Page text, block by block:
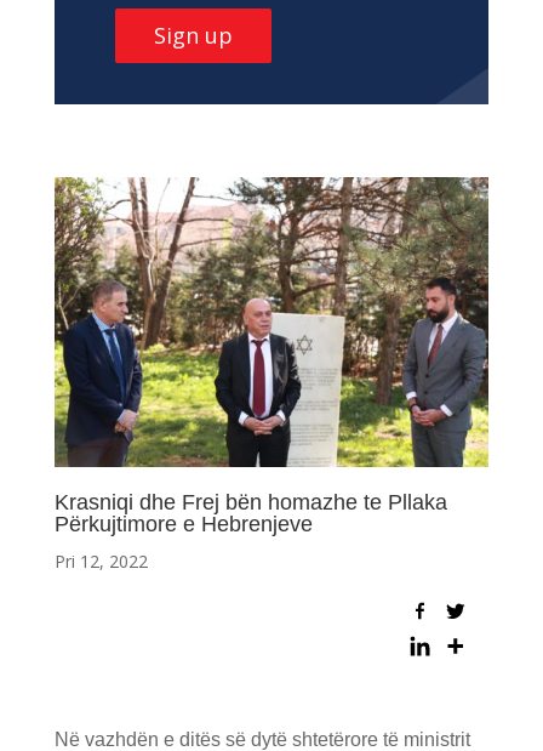
Sign up
Krasniqi dhe Frej bën homazhe te Pllaka
Përkujtimore e Hebrenjeve
Pri 12, 2022
Në vazhdën e ditës së dytë shtetërore të ministrit